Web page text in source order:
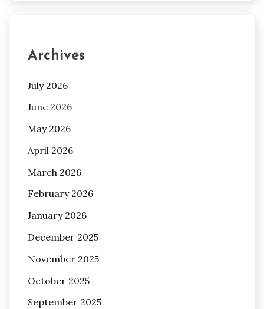
Archives
July 2026
June 2026
May 2026
April 2026
March 2026
February 2026
January 2026
December 2025
November 2025
October 2025
September 2025